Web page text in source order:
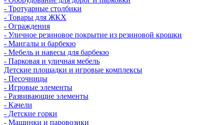
- Тротуарные столбики
- Товары для ЖКХ
- Ограждения
- Уличное резиновое покрытие из резиновой крошки
- Мангалы и барбекю
- Мебель и навесы для барбекю
- Парковая и уличная мебель
Детские площадки и игровые комплексы
- Песочницы
- Игровые элементы
- Развивающие элементы
- Качели
- Детские горки
- Машинки и паровозики